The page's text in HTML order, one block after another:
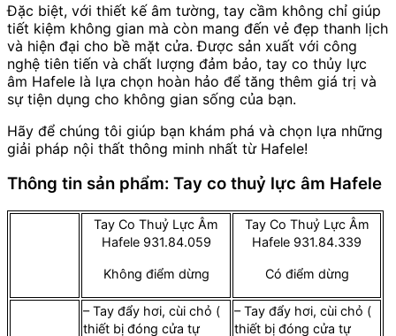
Đặc biệt, với thiết kế âm tường, tay cầm không chỉ giúp
tiết kiệm không gian mà còn mang đến vẻ đẹp thanh lịch
và hiện đại cho bề mặt cửa. Được sản xuất với công
nghệ tiên tiến và chất lượng đảm bảo, tay co thủy lực
âm Hafele là lựa chọn hoàn hảo để tăng thêm giá trị và
sự tiện dụng cho không gian sống của bạn.
Hãy để chúng tôi giúp bạn khám phá và chọn lựa những
giải pháp nội thất thông minh nhất từ Hafele!
Thông tin sản phẩm: Tay co thuỷ lực âm Hafele
Tay Co Thuỷ Lực Âm
Hafele 931.84.059
Không điểm dừng
Tay Co Thuỷ Lực Âm
Hafele 931.84.339
Có điểm dừng
– Tay đẩy hơi, cùi chỏ (
thiết bị đóng cửa tự
– Tay đẩy hơi, cùi chỏ (
thiết bị đóng cửa tự